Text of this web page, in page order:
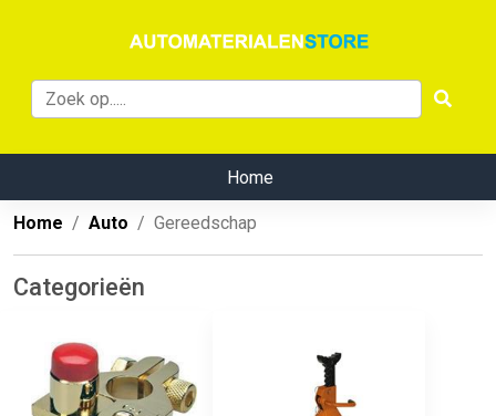
Home
Home Auto Gereedschap
Categorieën